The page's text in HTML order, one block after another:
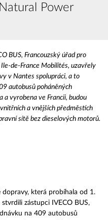
Power
BUS, Francouzský úřad pro
de-France Mobilités, uzavřely
v Nantes spolupráci, a to
autobusů poháněných
a vyrobena ve Francii, budou
a vnějších předměstích
sítě bez dieselových motorů.
dopravy, která probíhala od 1.
zástupci IVECO BUS,
na 409 autobusů